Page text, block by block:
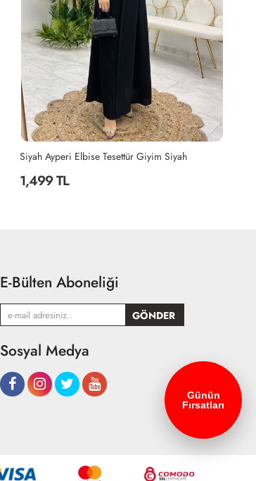
Siyah Ayperi Elbise Tesettür Giyim Siyah
1,499 TL
E-Bülten Aboneliği
Sosyal Medya
Günün
Fırsatları